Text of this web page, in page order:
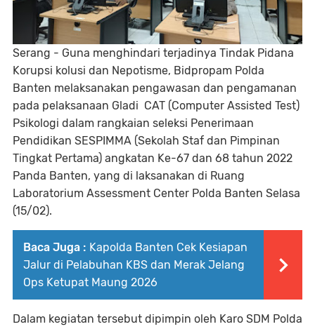
Serang - Guna menghindari terjadinya Tindak Pidana
Korupsi kolusi dan Nepotisme, Bidpropam Polda
Banten melaksanakan pengawasan dan pengamanan
pada pelaksanaan Gladi CAT (Computer Assisted Test)
Psikologi dalam rangkaian seleksi Penerimaan
Pendidikan SESPIMMA (Sekolah Staf dan Pimpinan
Tingkat Pertama) angkatan Ke-67 dan 68 tahun 2022
Panda Banten, yang di laksanakan di Ruang
Laboratorium Assessment Center Polda Banten Selasa
(15/02).
Baca Juga : Kapolda Banten Cek Kesiapan
Jalur di Pelabuhan KBS dan Merak Jelang
Ops Ketupat Maung 2026
Dalam kegiatan tersebut dipimpin oleh Karo SDM Polda